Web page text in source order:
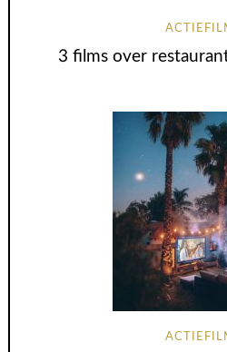
3 films over